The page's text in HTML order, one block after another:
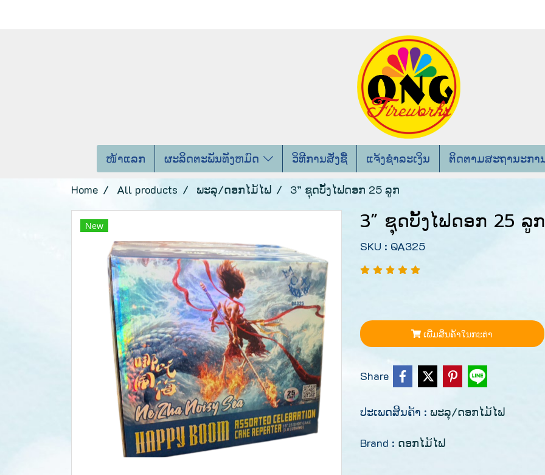
ໜ້າແລກ ຜະລິດຕະພັນທັງຫມົດ ວິທີການສັ່ງຊື້ ແຈ້ງຊຳລະເງິນ ຕິດຕາມສະຖານະກາ
Home All products ພະລຸ/ດອກໄມ້ໄຟ 3” ຊຸດບັ້ງໄຟດອກ 25 ລູກ
New 3” ຊຸດບັ້ງໄຟດອກ 25 ລູກ
SKU : QA325
ເພີ່ມສິນຄ້າໃນກະຕ່າ
Share
ປະເພດສີນຄ້າ : ພະລຸ/ດອກໄມ້ໄຟ
Brand : ດອກໄມ້ໄຟ